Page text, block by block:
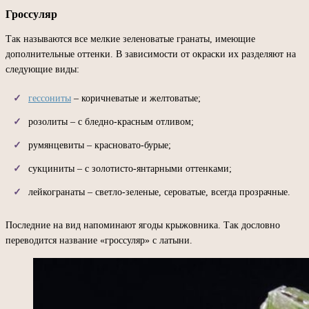
Гроссуляр
Так называются все мелкие зеленоватые гранаты, имеющие
дополнительные оттенки. В зависимости от окраски их разделяют на
следующие виды:
гессониты – коричневатые и желтоватые;
розолиты – с бледно-красным отливом;
румянцевиты – красновато-бурые;
сукциниты – с золотисто-янтарными оттенками;
лейкогранаты – светло-зеленые, сероватые, всегда прозрачные.
Последние на вид напоминают ягоды крыжовника. Так дословно
переводится название «гроссуляр» с латыни.